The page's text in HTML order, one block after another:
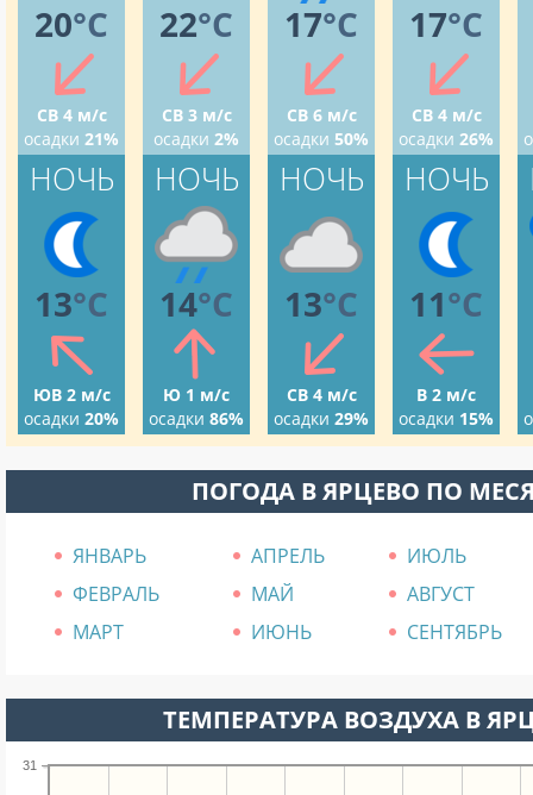
20°C
СВ 4 м/с
осадки 21%
НОЧЬ
13°C
ЮВ 2 м/с
осадки 20%
22°C
СВ 3 м/с
осадки 2%
НОЧЬ
14°C
Ю 1 м/с
осадки 86%
17°C
СВ 6 м/с
осадки 50%
НОЧЬ
13°C
СВ 4 м/с
осадки 29%
17°C
СВ 4 м/с
осадки 26%
НОЧЬ
11°C
В 2 м/с
осадки 15%
ПОГОДА В ЯРЦЕВО ПО
ЯНВАРЬ АПРЕЛЬ
ИЮЛЬ
ФЕВРАЛЬ
МАЙ
АВГУСТ
МАРТ
ИЮНЬ СЕНТЯБРЬ
ТЕМПЕРАТУРА ВОЗДУХА В
31